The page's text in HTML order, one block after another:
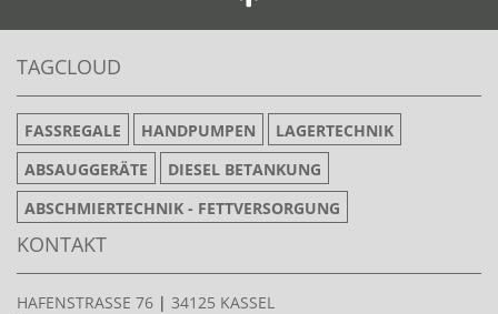
TAGCLOUD
FASSREGALE HANDPUMPEN
LAGERTECHNIK
ABSAUGGERÄTE
DIESEL BETANKUNG
ABSCHMIERTECHNIK - FETTVERSORGUNG
KONTAKT
HAFENSTRASSE 76 | 34125 KASSEL